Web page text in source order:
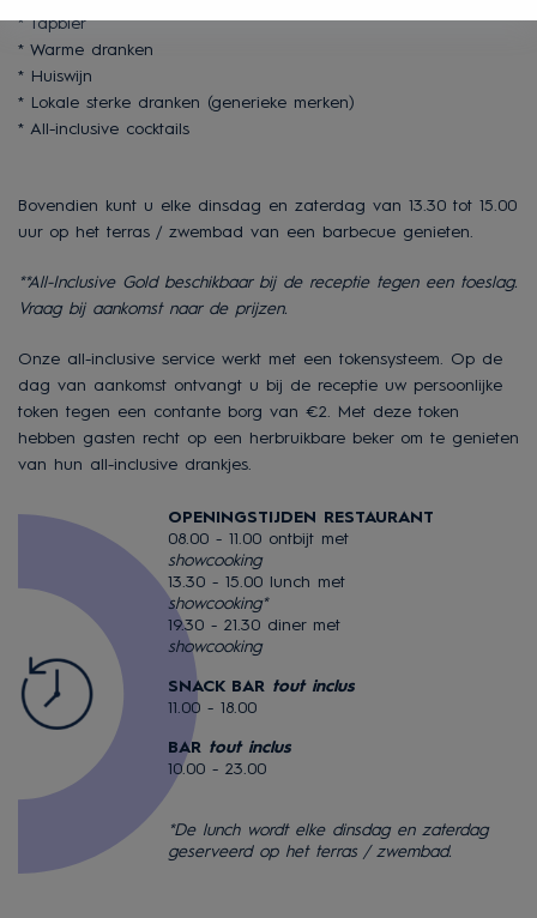
* Tapbier
* Warme dranken
* Huiswijn
* Lokale sterke dranken (generieke merken)
* All-inclusive cocktails
Bovendien kunt u elke dinsdag en zaterdag van 13.30 tot 15.00
uur op het terras / zwembad van een barbecue genieten.
**All-Inclusive Gold beschikbaar bij de receptie tegen een toeslag.
Vraag bij aankomst naar de prijzen.
Onze all-inclusive service werkt met een tokensysteem. Op de
dag van aankomst ontvangt u bij de receptie uw persoonlijke
token tegen een contante borg van €2. Met deze token
hebben gasten recht op een herbruikbare beker om te genieten
van hun all-inclusive drankjes.
OPENINGSTIJDEN RESTAURANT
08.00 - 11.00 ontbijt met
showcooking
13.30 - 15.00 lunch met
showcooking*
19.30 - 21.30 diner met
showcooking
SNACK BAR tout inclus
11.00 - 18.00
BAR tout inclus
10.00 - 23.00
*De lunch wordt elke dinsdag en zaterdag
geserveerd op het terras / zwembad.